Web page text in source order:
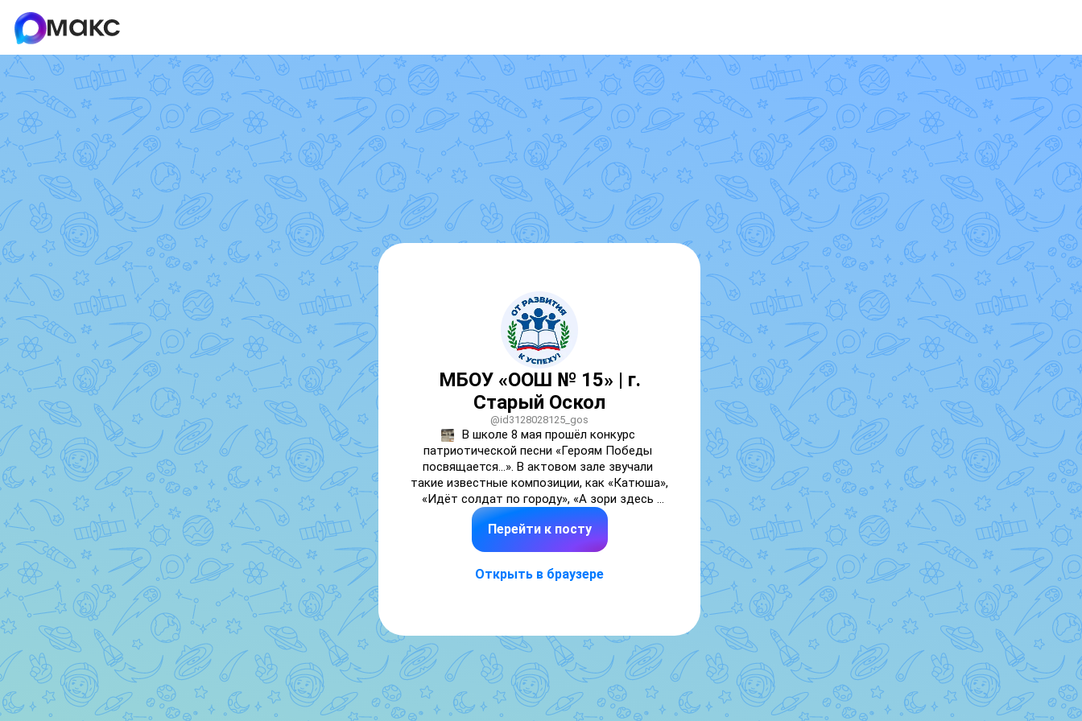
МБОУ «ООШ № 15» | г.
Старый Оскол
@id3128028125_gos
В школе 8 мая прошёл конкурс
патриотической песни «Героям Победы
посвящается…». В актовом зале звучали
такие известные композиции, как «Катюша»,
«Идёт солдат по городу», «А зори здесь
тихие, тихие» и «Тёмная ночь». Все песни
были исполнены учащимися, что создало
особую атмосферу уважения к памяти и
лет и воспитывают чувство гордости за
подвиг предков. Участие школьников в
таких конкурсах способствует развитию
творческих способностей, сплочению
коллектива и формированию
Перейти к посту
Открыть в браузере